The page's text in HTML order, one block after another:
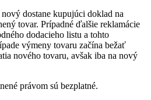
dostane kupujúci doklad na
tovar. Prípadné ďalšie reklamácie
dodacieho listu a tohto
výmeny tovaru začína bežať
nového tovaru, avšak iba na nový
právom sú bezplatné.